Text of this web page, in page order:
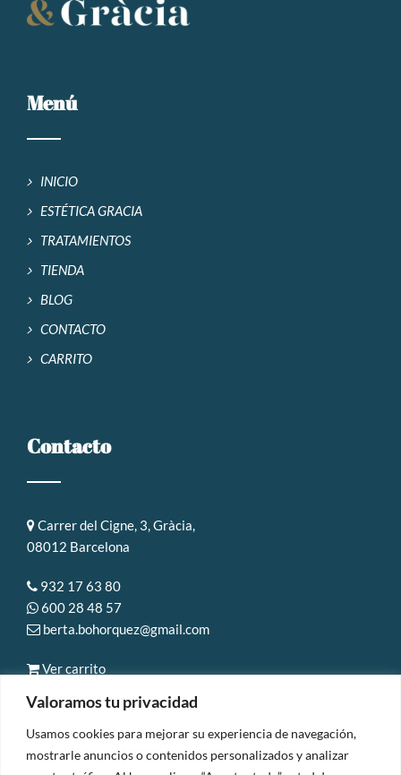
Valoramos tu privacidad
Usamos cookies para mejorar su experiencia de navegación,
mostrarle anuncios o contenidos personalizados y analizar
Menú
INICIO
ESTÉTICA GRACIA
TRATAMIENTOS
TIENDA
BLOG
CONTACTO
CARRITO
Contacto
Carrer del Cigne, 3, Gràcia,
08012 Barcelona
932 17 63 80
600 28 48 57
berta.bohorquez@gmail.com
Ver carrito